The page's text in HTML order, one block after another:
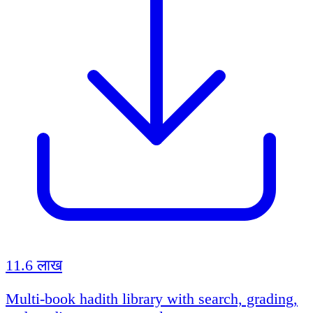
11.6 लाख
Multi-book hadith library with search, grading,